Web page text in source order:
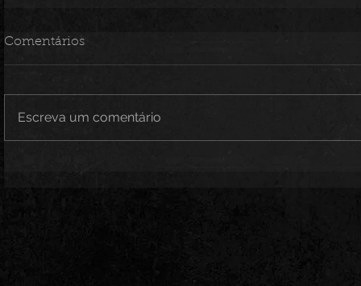
Comentários
Escreva um comentário